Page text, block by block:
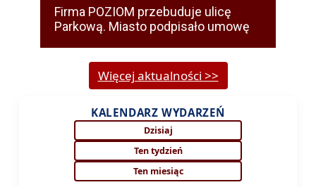
Firma POZIOM przebuduje ulicę
Parkową. Miasto podpisało umowę
Więcej aktualności >>
KALENDARZ WYDARZEŃ
Dzisiaj
Ten tydzień
Ten miesiąc